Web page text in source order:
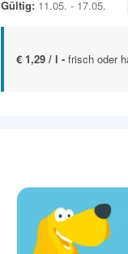
Gültig: 11.05. - 17.05.
€ 1,29 / l - frisch oder